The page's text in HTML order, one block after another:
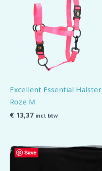
Excellent Essential Halster
Roze M
€ 13,37 incl. btw
Save